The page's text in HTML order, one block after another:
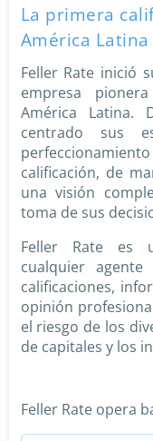
La primera
América Latina
Feller Rate inició
empresa
América Latina.
centrado sus
calificación, de
una visión
toma de sus
Feller Rate es
cualquier
calificaciones,
opinión
el riesgo de los
de capitales y los
Feller Rate opera